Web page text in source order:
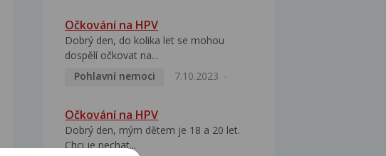
Očkování na HPV
Dobrý den, do kolika let se mohou
dospělí očkovat na...
Pohlavní nemoci
7.10.2023
Očkování na HPV
Dobrý den, mým dětem je 18 a 20 let.
Chci je nechat...